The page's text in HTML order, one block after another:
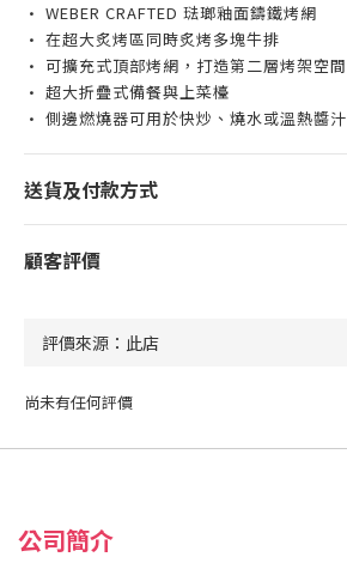
• WEBER CRAFTED 琺瑯釉面鑄鐵烤網
• 在超大炙烤區同時炙烤多塊牛排
• 可擴充式頂部烤網，打造第二層烤架空間
• 超大折疊式備餐與上菜檯
• 側邊燃燒器可用於快炒、燒水或溫熱醬汁
送貨及付款方式
顧客評價
尚未有任何評價
公司簡介